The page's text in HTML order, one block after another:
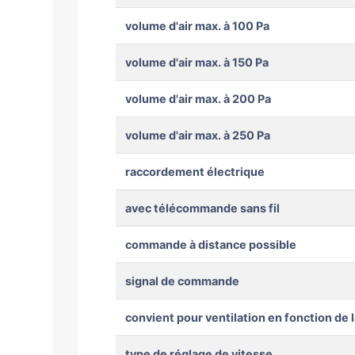
volume d'air max. à 100 Pa
volume d'air max. à 150 Pa
volume d'air max. à 200 Pa
volume d'air max. à 250 Pa
raccordement électrique
avec télécommande sans fil
commande à distance possible
signal de commande
convient pour ventilation en fonction de